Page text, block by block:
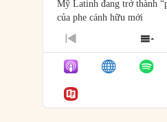
Mỹ Latinh đang trở thành
của phe cánh hữu mới
04/08/2026
Tại sao Trung Quốc phủ
Ngoại trưởng Nhật Bản?
04/08/2026
PREVIOUS
EPISODE